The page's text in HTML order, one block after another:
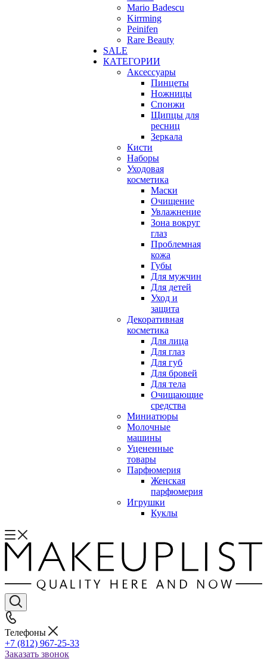
Mario Badescu
Kirrming
Peinifen
Rare Beauty
SALE
КАТЕГОРИИ
Аксессуары
Пинцеты
Ножницы
Спонжи
Щипцы для
ресниц
Зеркала
Кисти
Наборы
Уходовая
косметика
Маски
Очищение
Увлажнение
Зона вокруг
глаз
Проблемная
кожа
Губы
Для мужчин
Для детей
Уход и
защита
Декоративная
косметика
Для лица
Для глаз
Для губ
Для бровей
Для тела
Очищающие
средства
Миниатюры
Молочные
машины
Уцененные
товары
Парфюмерия
Женская
парфюмерия
Игрушки
Куклы
Телефоны
+7 (812) 967-25-33
Заказать звонок